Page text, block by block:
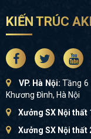
KIẾN TRÚC
VP. Hà Nội:Tầng 6
Khương Đình, Hà Nội
Xưởng SX Nội thất
Xưởng SX Nội thất